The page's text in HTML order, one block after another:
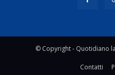
© Copyright - Quotidiano
Contatti